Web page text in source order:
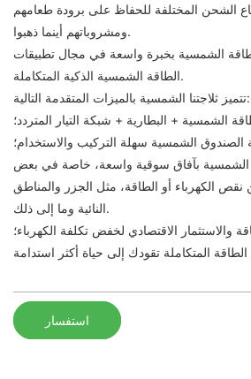
الشحن المختلفة للحفاظ على برودة طعامهم
ومشروباتهم أينما ذهبوا.
الشمسية بخبرة واسعة في مجال تطبيقات
الطاقة الشمسية الذكية المتكاملة.
تتميز ثلاجتنا الشمسية بالميزات المتقدمة التالية:
الشمسية + البطارية + شبكة التيار المتردد؛
الصندوق الشمسية سهلة التركيب والاستخدام؛
الشمسية بآفاق سوقية واسعة، خاصة في بعض
نقص الكهرباء أو الطاقة، مثل الجزر والمناطق
النائية وما إلى ذلك.
والاستثمار الاقتصادي لخفض تكلفة الكهرباء؛
استفسار